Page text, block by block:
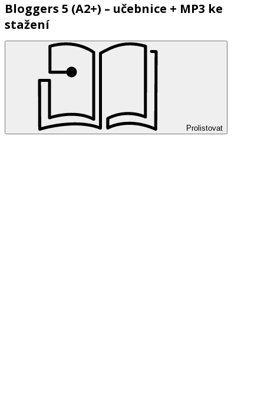
Bloggers 5 (A2+) – učebnice + MP3 ke
stažení
Prolistovat